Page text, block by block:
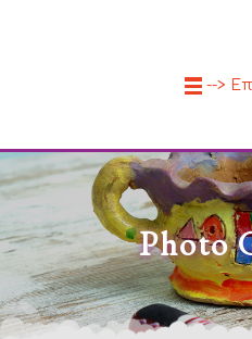
-->
Photo